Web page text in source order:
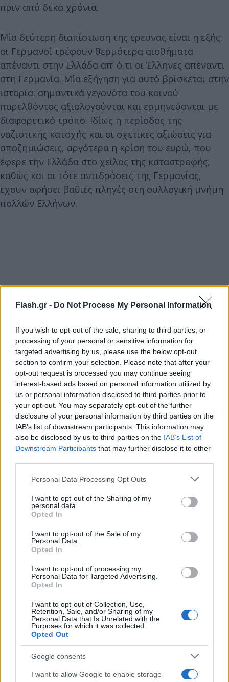
Flash.gr - Do Not Process My Personal Information
If you wish to opt-out of the sale, sharing to third parties, or
processing of your personal or sensitive information for
targeted advertising by us, please use the below opt-out
section to confirm your selection. Please note that after your
opt-out request is processed you may continue seeing
interest-based ads based on personal information utilized by
us or personal information disclosed to third parties prior to
your opt-out. You may separately opt-out of the further
disclosure of your personal information by third parties on the
IAB’s list of downstream participants. This information may
also be disclosed by us to third parties on the IAB’s List of
Downstream Participants that may further disclose it to other
Please note that this website/app uses one or more Google
not limited to your visit or usage behaviour. You may click to
grant or deny consent to Google and its third-party tags to
use your data for below specified purposes in below Google
consent section.
Personal Data Processing Opt Outs
I want to opt-out of the Sharing of my
personal data.
Opted In
I want to opt-out of the Sale of my
Personal Data.
Opted In
I want to opt-out of processing my
Personal Data for Targeted Advertising.
Opted In
I want to opt-out of Collection, Use,
Retention, Sale, and/or Sharing of my
Personal Data that Is Unrelated with the
Purposes for which it was collected.
Opted Out
Google consents
I want to allow Google to enable storage
πριν από δέκα χρόνια.
Μία δεύτερη διαπίστωση της έρευνας είναι η εξής:
οι Γερμανοί τρέφουν θερμότερα αισθήματα
απέναντι στην Ελλάδα απ’ ό,τι οι Έλληνες απέναντι
στη Γερμανία. Μία εξήγηση για αυτό βρίσκεται στην
ιστορία: σημαντικά γεγονότα του κοινού
παρελθόντος αξιολογούνται και ερμηνεύονται με
διαφορετικό τρόπο. Ιδίως η περίοδος της
ναζιστικής κατοχής και οι σχετικές αξιώσεις για
αποζημιώσεις, αργότερα η κρίση του ευρώ, που
έφερε την Ελλάδα στο χείλος της καταστροφής,
καθώς και οι τότε αντιδράσεις της Γερμανίας,
έχουν αφήσει βαθιές πληγές στη συλλογική μνήμη
πολλών Ελλήνων.
Ελληνοτουρκικά: Το 33% των Γερμανών
στηρίζει την Ελλάδα
βαθμό κατανόηση για τις ελληνικές θέσεις. Ωστόσο,
η μεγάλη πλειονότητα των Γερμανών δεν φαίνεται
διατεθειμένη να επισκιάσει την θετική εικόνα που
έχουν για την Ελλάδα ως τουριστικό προορισμό με
των επανορθώσεων, την καταβολή τους στηρίζει